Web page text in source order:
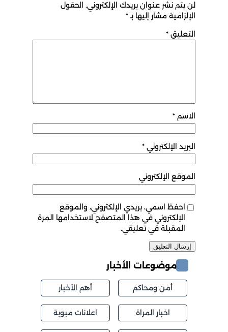
لن يتم نشر عنوان بريدك الإلكتروني. الحقول
الإلزامية مشار إليها بـ*
التعليق *
الاسم *
البريد الإلكتروني *
الموقع الإلكتروني
احفظ اسمي، بريدي الإلكتروني، والموقع
الإلكتروني في هذا المتصفح لاستخدامها المرة
المقبلة في تعليقي.
موضوعات الأخبار
أمن ومحاكم أهم الأخبار
اخبار المراة اعلانات مبوبة